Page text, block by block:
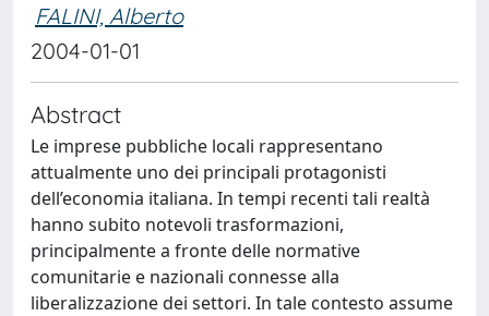
FALINI, Alberto
2004-01-01
Abstract
Le imprese pubbliche locali rappresentano
attualmente uno dei principali protagonisti
dell’economia italiana. In tempi recenti tali realtà
hanno subito notevoli trasformazioni,
principalmente a fronte delle normative
comunitarie e nazionali connesse alla
liberalizzazione dei settori. In tale contesto assume